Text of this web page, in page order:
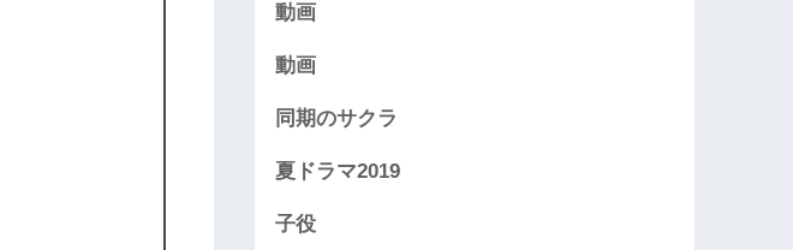
動画
動画
同期のサクラ
夏ドラマ2019
子役